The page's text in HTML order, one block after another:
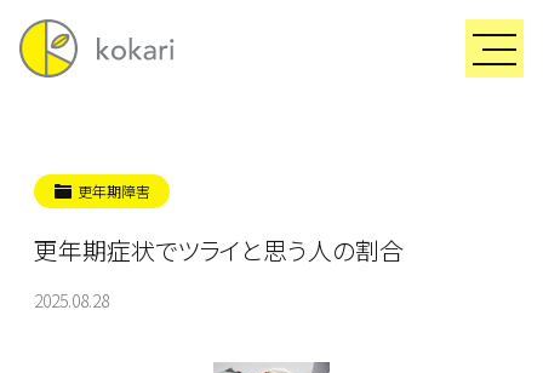
更年期障害
更年期症状でツライと思う人の割合
2025.08.28